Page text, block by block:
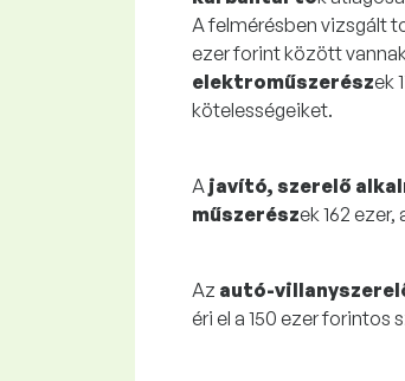
A felmérésben vizsgált
ezer forint között
elektroműszerészek
kötelességeiket.
A javító, szerelő
műszerészek 162 ezer,
Az autó-
éri el a 150 ezer forintos